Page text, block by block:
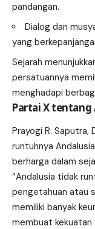
pandangan.
Dialog dan
yang
Sejarah
persatuannya
menghadapi
Partai X tentang
Prayogi R.
runtuhnya
berharga dalam
“Andalusia tidak
pengetahuan atau
memiliki banyak
membuat kekuatan